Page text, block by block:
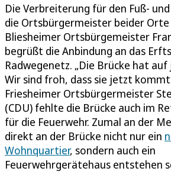
Die Verbreiterung für den Fuß-
die Ortsbürgermeister beider
Bliesheimer Ortsbürgemeister
begrüßt die Anbindung an das
Radwegenetz. „Die Brücke hat
Wir sind froh, dass sie jetzt
Friesheimer Ortsbürgermeister
(CDU) fehlte die Brücke auch im
für die Feuerwehr. Zumal an der
direkt an der Brücke nicht nur ein
Wohnquartier, sondern auch ein
Feuerwehrgerätehaus entstehen